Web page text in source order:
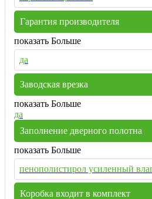
Гарантия производителя
показать Больше
да
Заводская врезка
показать Больше
да
Заполнение дверного полотна
показать Больше
пенополистирол усиленный
Коробка входит в комплект